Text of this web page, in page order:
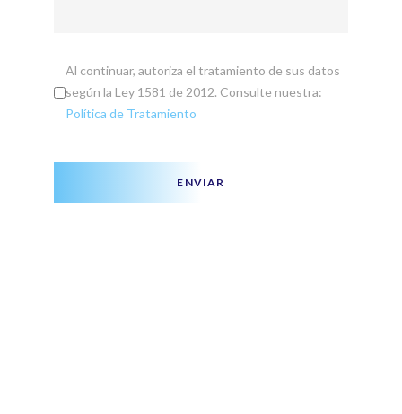
Al continuar, autoriza el tratamiento de sus datos
según la Ley 1581 de 2012. Consulte nuestra:
Política de Tratamiento
ENVIAR